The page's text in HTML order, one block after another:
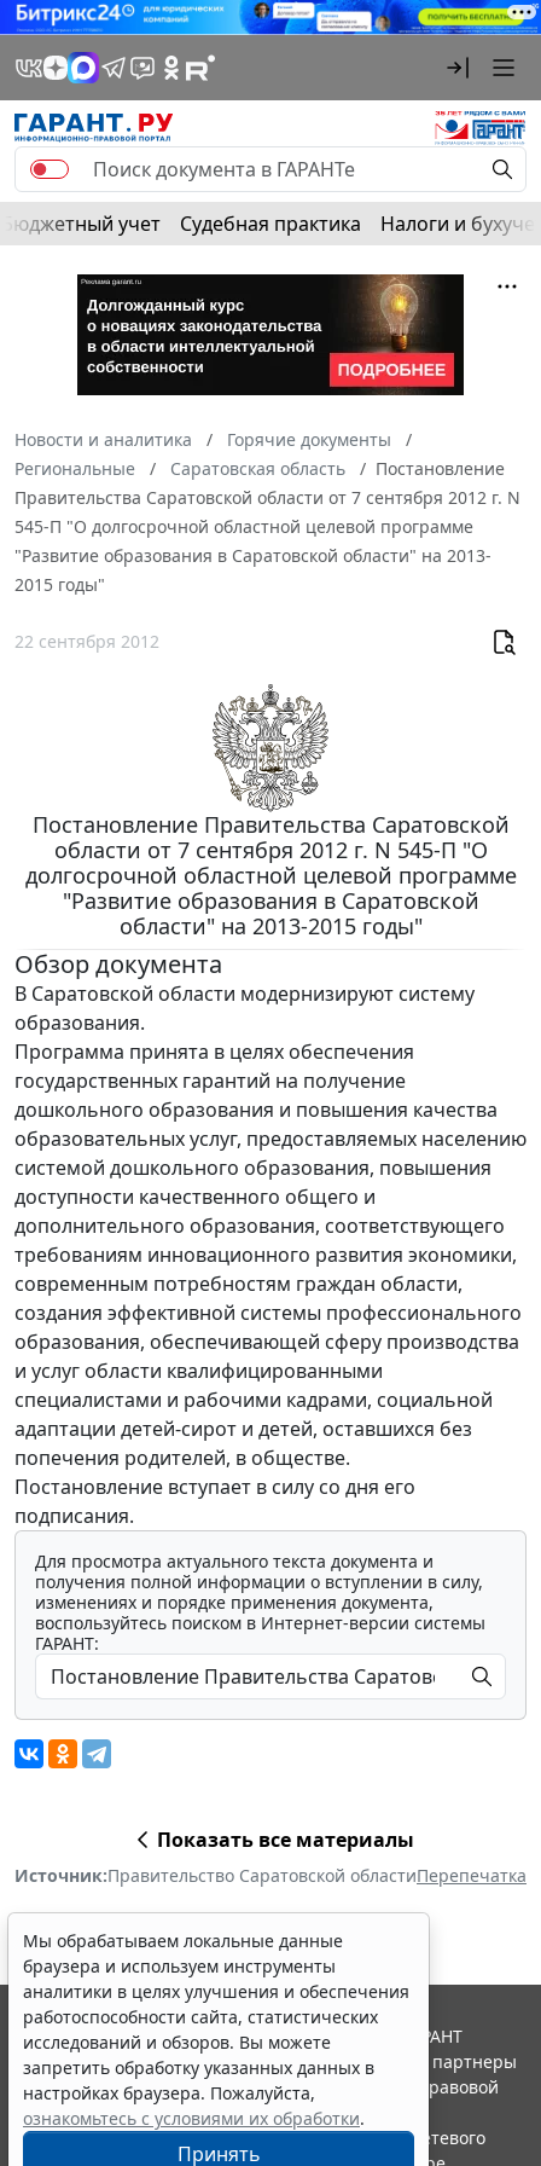
Бюджетный учет Судебная практика Налоги и
Новости и аналитика
Горячие документы
Региональные
Саратовская область
Постановление
Правительства Саратовской области от 7 сентября 2012 г. N
545-П "О долгосрочной областной целевой программе
"Развитие образования в Саратовской области" на 2013-
2015 годы"
22 сентября 2012
Постановление Правительства Саратовской
области от 7 сентября 2012 г. N 545-П "О
долгосрочной областной целевой программе
"Развитие образования в Саратовской
области" на 2013-2015 годы"
Обзор документа
В Саратовской области модернизируют систему
образования.
Программа принята в целях обеспечения
государственных гарантий на получение
дошкольного образования и повышения качества
образовательных услуг, предоставляемых населению
системой дошкольного образования, повышения
доступности качественного общего и
дополнительного образования, соответствующего
требованиям инновационного развития экономики,
современным потребностям граждан области,
создания эффективной системы профессионального
образования, обеспечивающей сферу производства
и услуг области квалифицированными
специалистами и рабочими кадрами, социальной
адаптации детей-сирот и детей, оставшихся без
попечения родителей, в обществе.
Постановление вступает в силу со дня его
подписания.
Для просмотра актуального текста документа и
получения полной информации о вступлении в силу,
изменениях и порядке применения документа,
воспользуйтесь поиском в Интернет-версии системы
ГАРАНТ:
Показать все материалы
Источник:Правительство Саратовской областиПерепечатка
Мы обрабатываем локальные данные
браузера и используем инструменты
аналитики в целях улучшения и обеспечения
работоспособности сайта, статистических
исследований и обзоров. Вы можете
запретить обработку указанных данных в
настройках браузера. Пожалуйста,
ознакомьтесь с условиями их обработки.
Принять
© ООО "НПП "ГАРАНТ-СЕРВИС", 2026. Система ГАРАНТ
выпускается с 1990 года. Компания "Гарант" и ее партнеры
являются участниками Российской ассоциации правовой
информации ГАРАНТ.
Портал ГАРАНТ.РУ зарегистрирован в качестве сетевого